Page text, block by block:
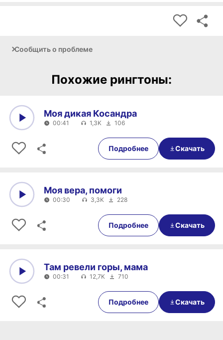
Сообщить о проблеме
Похожие рингтоны:
00:41
Моя дикая Косандра
00:41 1,3K 106
Подробнее Скачать
00:30
Моя вера, помоги
00:30 3,3K 228
Подробнее Скачать
00:31
Там ревели горы, мама
00:31 12,7K 710
Подробнее Скачать